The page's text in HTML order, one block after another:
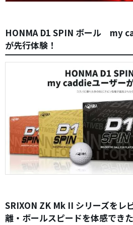
HONMA D1 SPIN ボール my
が先行体験！
SRIXON ZK Mk II シリーズを
離・ボールスピードを体感でき